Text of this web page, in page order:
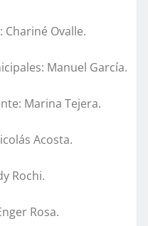
Chariné Ovalle.
Manuel García.
Marina Tejera.
Acosta.
Rochi.
Rosa.